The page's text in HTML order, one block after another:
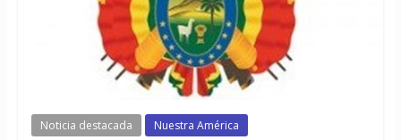
Noticia destacada Nuestra América